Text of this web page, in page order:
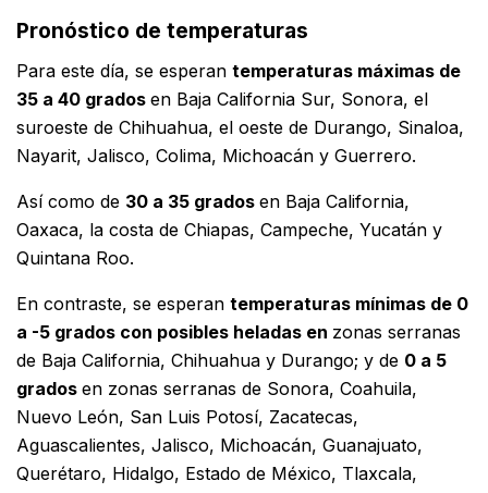
Pronóstico de temperaturas
Para este día, se esperan temperaturas máximas de
35 a 40 grados en Baja California Sur, Sonora, el
suroeste de Chihuahua, el oeste de Durango, Sinaloa,
Nayarit, Jalisco, Colima, Michoacán y Guerrero.
Así como de 30 a 35 grados en Baja California,
Oaxaca, la costa de Chiapas, Campeche, Yucatán y
Quintana Roo.
En contraste, se esperan temperaturas mínimas de 0
a -5 grados con posibles heladas en zonas serranas
de Baja California, Chihuahua y Durango; y de 0 a 5
grados en zonas serranas de Sonora, Coahuila,
Nuevo León, San Luis Potosí, Zacatecas,
Aguascalientes, Jalisco, Michoacán, Guanajuato,
Querétaro, Hidalgo, Estado de México, Tlaxcala,